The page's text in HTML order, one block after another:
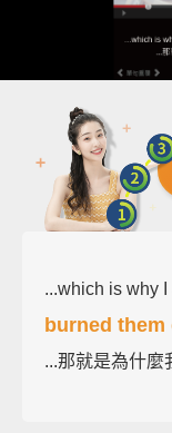
...which is why
burned them
...那就是為什麼